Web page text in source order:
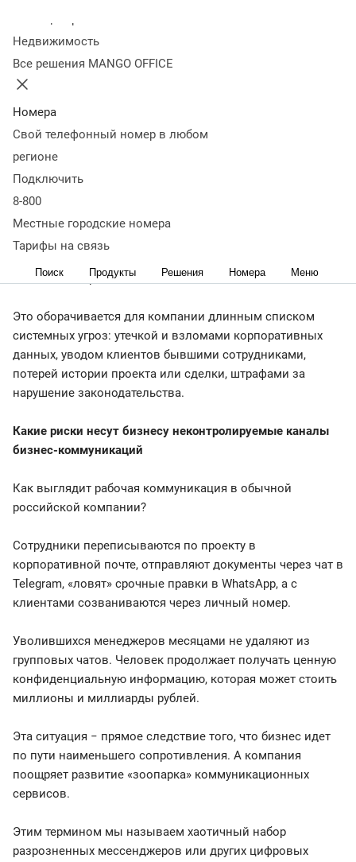
Недвижимость
Все решения MANGO OFFICE
Номера
Свой телефонный номер в любом
регионе
Подключить
8-800
Местные городские номера
Тарифы на связь
Поиск Продукты Решения Номера Меню
управляемость бизнеса
26 сентября 20259 015
Как вернуть контроль над корпоративными
коммуникациями? Рассказывает Александр Шлычков,
Беспорядок в цифровых коммуникациях незаметно
«подтачивает» управляемость бизнеса. Переписка
команды идет в одном мессенджере, срочные вопросы
личные номера.
Это оборачивается для компании длинным списком
системных угроз: утечкой и взломами корпоративных
данных, уводом клиентов бывшими сотрудниками,
потерей истории проекта или сделки, штрафами за
нарушение законодательства.
Какие риски несут бизнесу неконтролируемые каналы
бизнес-коммуникаций
Как выглядит рабочая коммуникация в обычной
российской компании?
Сотрудники переписываются по проекту в
корпоративной почте, отправляют документы через чат в
Telegram, «ловят» срочные правки в WhatsApp, а с
клиентами созваниваются через личный номер.
Уволившихся менеджеров месяцами не удаляют из
групповых чатов. Человек продолжает получать ценную
конфиденциальную информацию, которая может стоить
миллионы и миллиарды рублей.
Эта ситуация − прямое следствие того, что бизнес идет
по пути наименьшего сопротивления. А компания
поощряет развитие «зоопарка» коммуникационных
сервисов.
Этим термином мы называем хаотичный набор
разрозненных мессенджеров или других цифровых